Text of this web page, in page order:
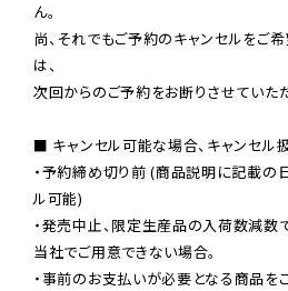
ん。
尚、それでもご予約のキャンセルをご
は、
次回からのご予約をお断りさせていた
■ キャンセル可能な場合、キャンセル
・予約締め切り前 (商品説明に記載の
ル可能)
・発売中止、限定生産品の入荷数減
当社でご用意できない場合。
・事前のお支払いが必要となる商品を